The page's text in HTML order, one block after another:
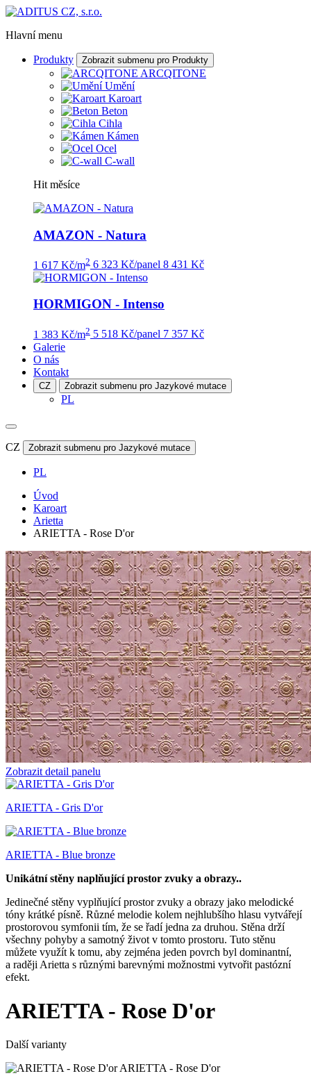
Hlavní menu
Produkty Zobrazit submenu pro Produkty
ARCQITONE
Umění
Karoart
Beton
Cihla
Kámen
Ocel
C-wall
Hit měsíce
AMAZON - Natura
1 617 Kč/m2 6 323 Kč/panel 8 431 Kč
HORMIGON - Intenso
1 383 Kč/m2 5 518 Kč/panel 7 357 Kč
Galerie
O nás
Kontakt
CZ Zobrazit submenu pro Jazykové mutace
PL
CZ Zobrazit submenu pro Jazykové mutace
PL
Úvod
Karoart
Arietta
ARIETTA - Rose D'or
Zobrazit detail panelu
ARIETTA - Gris D'or
ARIETTA - Blue bronze
Unikátní stěny naplňující prostor zvuky a obrazy..
Jedinečné stěny vyplňující prostor zvuky a obrazy jako melodické
tóny krátké písně. Různé melodie kolem nejhlubšího hlasu vytvářejí
prostorovou symfonii tím, že se řadí jedna za druhou. Stěna drží
všechny pohyby a samotný život v tomto prostoru. Tuto stěnu
můžete využít k tomu, aby zejména jeden povrch byl dominantní,
a raději Arietta s různými barevnými možnostmi vytvořit pastózní
efekt.
ARIETTA - Rose D'or
Další varianty
ARIETTA - Rose D'or